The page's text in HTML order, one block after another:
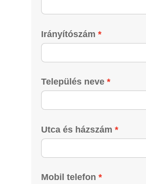
Irányítószám
Település neve
Utca és házszám
Mobil telefon